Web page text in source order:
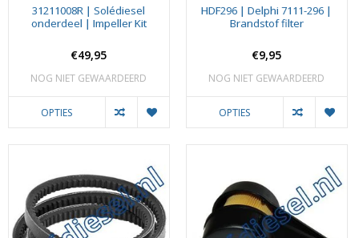
31211008R | Solédiesel
onderdeel | Impeller Kit
€49,95
NOG NIET GEWAARDEERD
OPTIES
HDF296 | Delphi 7111-296 |
Brandstof filter
€9,95
NOG NIET GEWAARDEERD
OPTIES